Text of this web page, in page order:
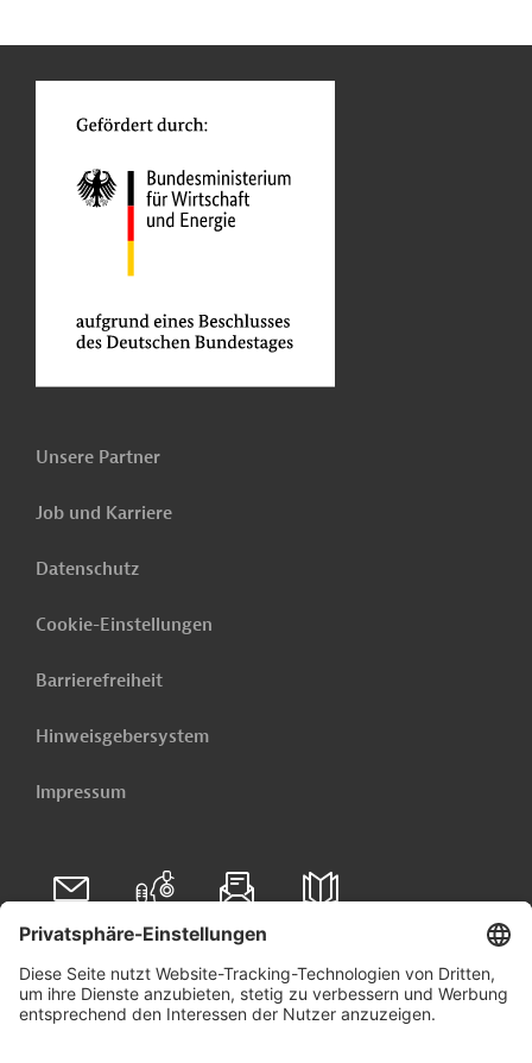
Unsere Partner
Job und Karriere
Datenschutz
Cookie-Einstellungen
Barrierefreiheit
Hinweisgebersystem
Impressum
Folgen Sie uns auf